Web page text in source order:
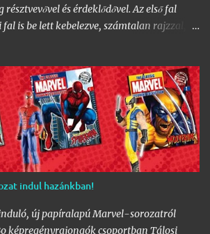
és érdeklődővel. Az első fal
is be lett kebelezve, számtalan rajzzal, és
indul hazánkban!
új papíralapú Marvel-sorozatról
képregényrajongók csoportban Tálosi